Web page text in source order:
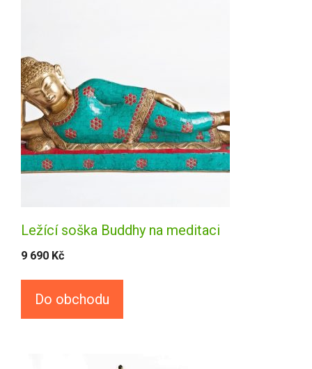
Ležící soška Buddhy na meditaci
9 690 Kč
Do obchodu